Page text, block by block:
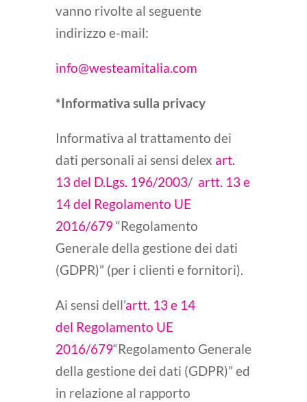
vanno rivolte al seguente
indirizzo e-mail:
info@westeamitalia.com
*Informativa sulla privacy
Informativa al trattamento dei
dati personali ai sensi delex art.
13 del D.Lgs. 196/2003/ artt. 13 e
14 del Regolamento UE
2016/679“Regolamento
Generale della gestione dei dati
(GDPR)” (per i clienti e fornitori).
Ai sensi dell’artt. 13 e 14
del Regolamento UE
2016/679“Regolamento Generale
della gestione dei dati (GDPR)” ed
in relazione al rapporto